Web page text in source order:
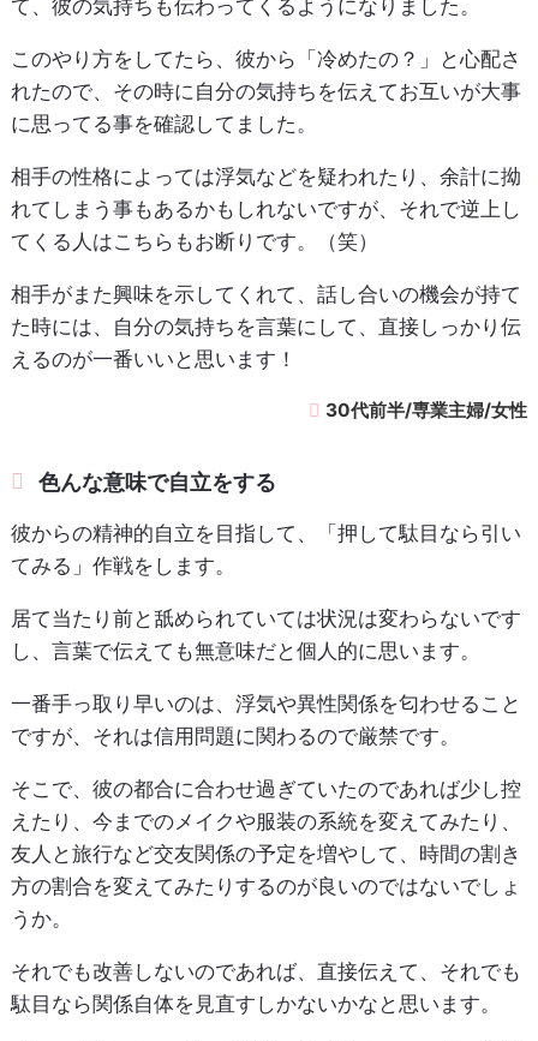
て、彼の気持ちも伝わってくるようになりました。
このやり方をしてたら、彼から「冷めたの？」と心配さ
れたので、その時に自分の気持ちを伝えてお互いが大事
に思ってる事を確認してました。
相手の性格によっては浮気などを疑われたり、余計に拗
れてしまう事もあるかもしれないですが、それで逆上し
てくる人はこちらもお断りです。（笑）
相手がまた興味を示してくれて、話し合いの機会が持て
た時には、自分の気持ちを言葉にして、直接しっかり伝
えるのが一番いいと思います！
30代前半/専業主婦/女性
色んな意味で自立をする
彼からの精神的自立を目指して、「押して駄目なら引い
てみる」作戦をします。
居て当たり前と舐められていては状況は変わらないです
し、言葉で伝えても無意味だと個人的に思います。
一番手っ取り早いのは、浮気や異性関係を匂わせること
ですが、それは信用問題に関わるので厳禁です。
そこで、彼の都合に合わせ過ぎていたのであれば少し控
えたり、今までのメイクや服装の系統を変えてみたり、
友人と旅行など交友関係の予定を増やして、時間の割き
方の割合を変えてみたりするのが良いのではないでしょ
うか。
それでも改善しないのであれば、直接伝えて、それでも
駄目なら関係自体を見直すしかないかなと思います。